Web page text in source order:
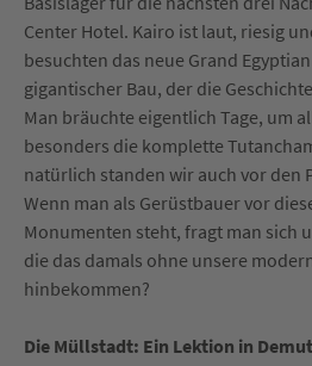
Center Hotel. Kairo ist laut, riesig
besuchten das neue Grand
gigantischer Bau, der die
Man bräuchte eigentlich Tage, um
besonders die komplette
natürlich standen wir auch vor den
Wenn man als Gerüstbauer vor
Monumenten steht, fragt man sich
die das damals ohne unsere
hinbekommen?
Die Müllstadt: Ein Lektion in Demut